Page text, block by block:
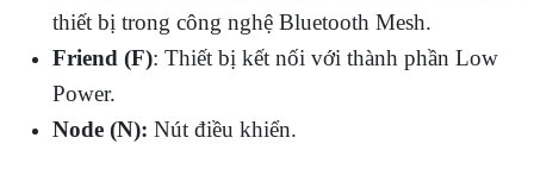
thiết bị trong công nghệ Bluetooth Mesh.
Friend (F): Thiết bị kết nối với thành phần Low
Power.
Node (N): Nút điều khiển.